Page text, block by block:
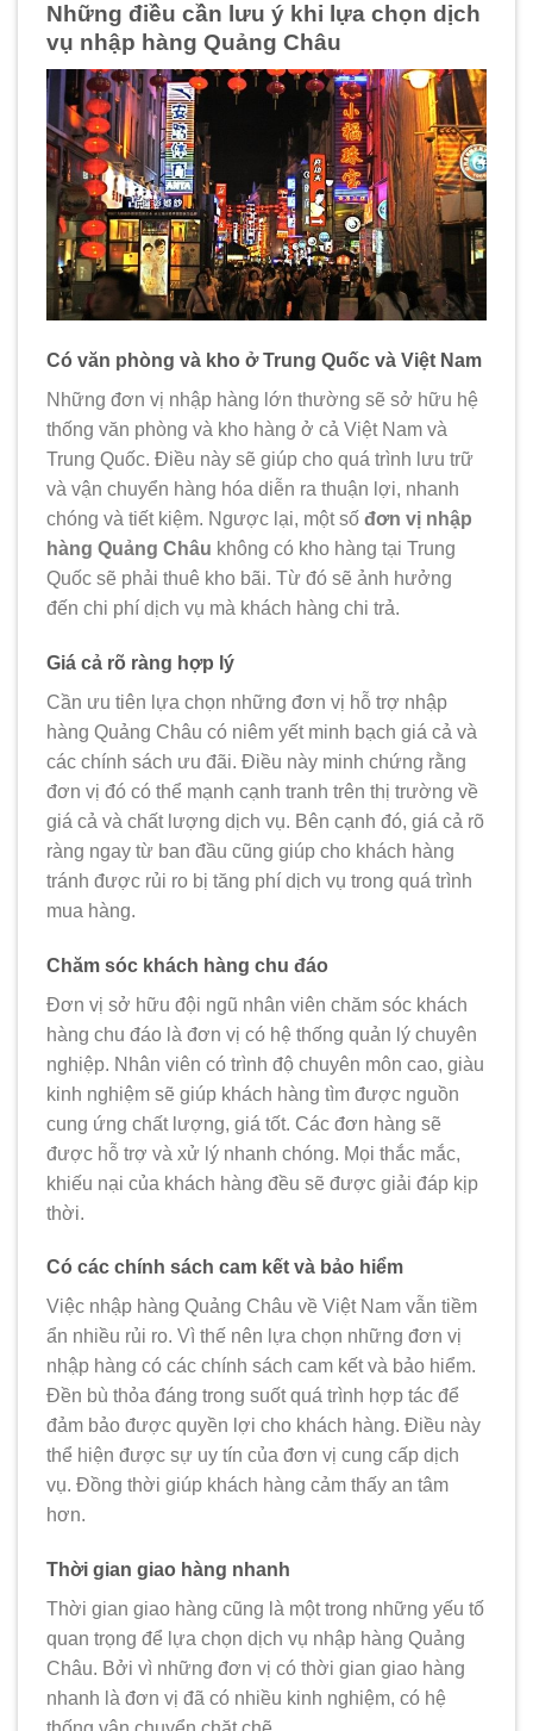
Những điều cần lưu ý khi lựa chọn dịch
vụ nhập hàng Quảng Châu
Có văn phòng và kho ở Trung Quốc và Việt Nam
Những đơn vị nhập hàng lớn thường sẽ sở hữu hệ
thống văn phòng và kho hàng ở cả Việt Nam và
Trung Quốc. Điều này sẽ giúp cho quá trình lưu trữ
và vận chuyển hàng hóa diễn ra thuận lợi, nhanh
chóng và tiết kiệm. Ngược lại, một số đơn vị nhập
hàng Quảng Châu không có kho hàng tại Trung
Quốc sẽ phải thuê kho bãi. Từ đó sẽ ảnh hưởng
đến chi phí dịch vụ mà khách hàng chi trả.
Giá cả rõ ràng hợp lý
Cần ưu tiên lựa chọn những đơn vị hỗ trợ nhập
hàng Quảng Châu có niêm yết minh bạch giá cả và
các chính sách ưu đãi. Điều này minh chứng rằng
đơn vị đó có thể mạnh cạnh tranh trên thị trường về
giá cả và chất lượng dịch vụ. Bên cạnh đó, giá cả rõ
ràng ngay từ ban đầu cũng giúp cho khách hàng
tránh được rủi ro bị tăng phí dịch vụ trong quá trình
mua hàng.
Chăm sóc khách hàng chu đáo
Đơn vị sở hữu đội ngũ nhân viên chăm sóc khách
hàng chu đáo là đơn vị có hệ thống quản lý chuyên
nghiệp. Nhân viên có trình độ chuyên môn cao, giàu
kinh nghiệm sẽ giúp khách hàng tìm được nguồn
cung ứng chất lượng, giá tốt. Các đơn hàng sẽ
được hỗ trợ và xử lý nhanh chóng. Mọi thắc mắc,
khiếu nại của khách hàng đều sẽ được giải đáp kịp
thời.
Có các chính sách cam kết và bảo hiểm
Việc nhập hàng Quảng Châu về Việt Nam vẫn tiềm
ẩn nhiều rủi ro. Vì thế nên lựa chọn những đơn vị
nhập hàng có các chính sách cam kết và bảo hiểm.
Đền bù thỏa đáng trong suốt quá trình hợp tác để
đảm bảo được quyền lợi cho khách hàng. Điều này
thể hiện được sự uy tín của đơn vị cung cấp dịch
vụ. Đồng thời giúp khách hàng cảm thấy an tâm
hơn.
Thời gian giao hàng nhanh
Thời gian giao hàng cũng là một trong những yếu tố
quan trọng để lựa chọn dịch vụ nhập hàng Quảng
Châu. Bởi vì những đơn vị có thời gian giao hàng
nhanh là đơn vị đã có nhiều kinh nghiệm, có hệ